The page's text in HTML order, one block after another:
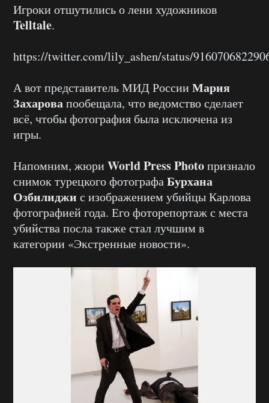
Игроки отшутились о лени художников
Telltale.
https://twitter.com/lily_ashen/status/
А вот представитель МИД России Мария
Захаровапообещала, что ведомство сделает
всё, чтобы фотография была исключена из
игры.
Напомним, жюри World Press Photoпризнало
снимок турецкого фотографаБурхана
Озбилиджи с изображением убийцы Карлова
фотографией года. Его фоторепортаж с места
убийства посла также стал лучшим в
категории «Экстренные новости».